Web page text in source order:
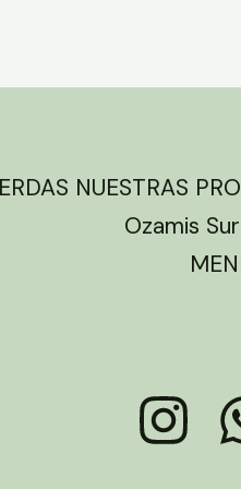
NUESTRAS
Ozamis